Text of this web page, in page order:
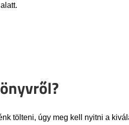
tölteni, úgy meg kell nyitni a